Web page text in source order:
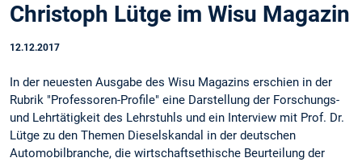
Christoph Lütge im Wisu Magazin
12.12.2017
In der neuesten Ausgabe des Wisu Magazins erschien in der
Rubrik "Professoren-Profile" eine Darstellung der Forschungs-
und Lehrtätigkeit des Lehrstuhls und ein Interview mit Prof. Dr.
Lütge zu den Themen Dieselskandal in der deutschen
Automobilbranche, die wirtschaftsethische Beurteilung der